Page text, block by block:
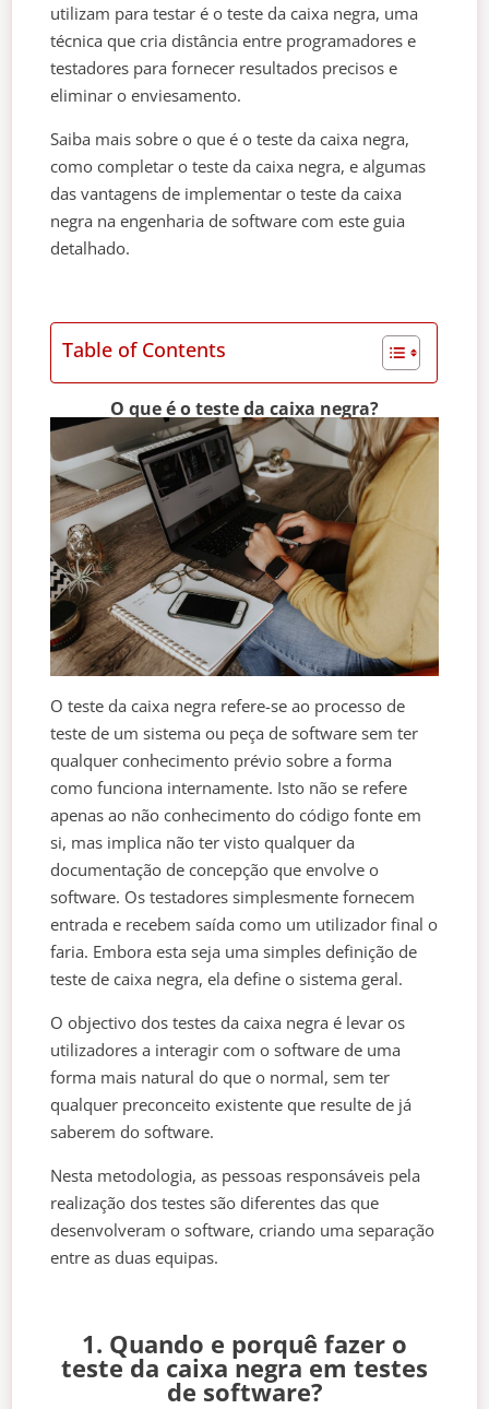
utilizam para testar é o teste da caixa negra, uma
técnica que cria distância entre programadores e
testadores para fornecer resultados precisos e
eliminar o enviesamento.
Saiba mais sobre o que é o teste da caixa negra,
como completar o teste da caixa negra, e algumas
das vantagens de implementar o teste da caixa
negra na engenharia de software com este guia
detalhado.
Table of Contents
O que é o teste da caixa negra?
O teste da caixa negra refere-se ao processo de
teste de um sistema ou peça de software sem ter
qualquer conhecimento prévio sobre a forma
como funciona internamente. Isto não se refere
apenas ao não conhecimento do código fonte em
si, mas implica não ter visto qualquer da
documentação de concepção que envolve o
software. Os testadores simplesmente fornecem
entrada e recebem saída como um utilizador final o
faria. Embora esta seja uma simples definição de
teste de caixa negra, ela define o sistema geral.
O objectivo dos testes da caixa negra é levar os
utilizadores a interagir com o software de uma
forma mais natural do que o normal, sem ter
qualquer preconceito existente que resulte de já
saberem do software.
Nesta metodologia, as pessoas responsáveis pela
realização dos testes são diferentes das que
desenvolveram o software, criando uma separação
entre as duas equipas.
1. Quando e porquê fazer o
teste da caixa negra em testes
de software?